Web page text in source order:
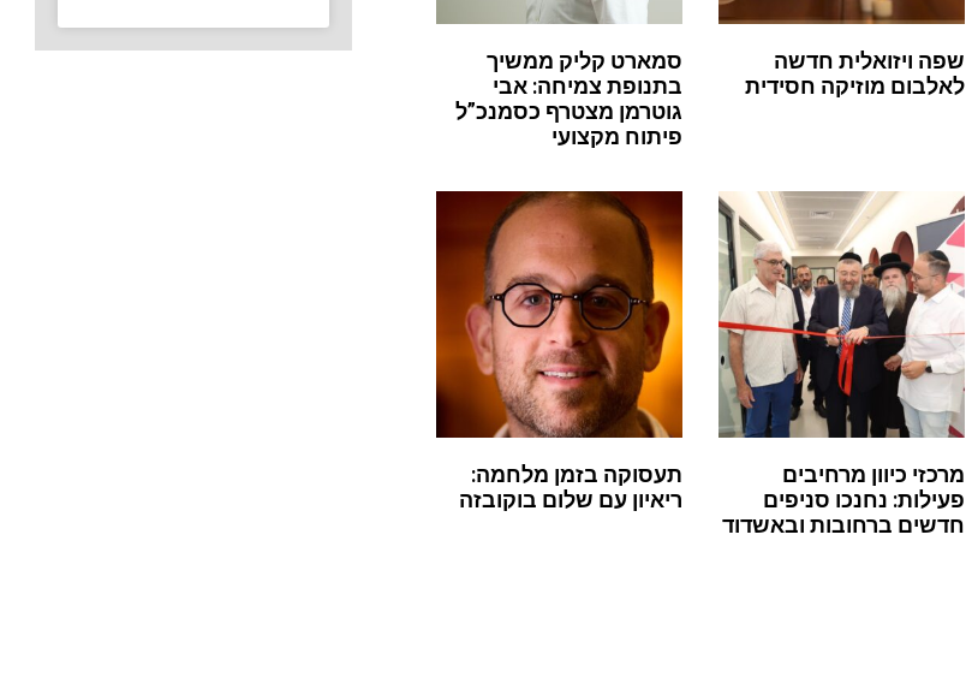
שפה ויזואלית חדשה
לאלבום מוזיקה חסידית
סמארט קליק ממשיך
בתנופת צמיחה: אבי
גוטרמן מצטרף כסמנכ”ל
פיתוח מקצועי
מרכזי כיוון מרחיבים
פעילות: נחנכו סניפים
חדשים ברחובות ובאשדוד
תעסוקה בזמן מלחמה:
ריאיון עם שלום בוקובזה